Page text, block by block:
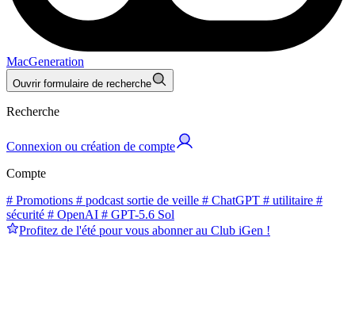
MacGeneration
Ouvrir formulaire de recherche
Recherche
Connexion ou création de compte
Compte
# Promotions # podcast sortie de veille # ChatGPT # utilitaire #
sécurité # OpenAI # GPT-5.6 Sol
Profitez de l'été pour vous abonner au Club iGen !